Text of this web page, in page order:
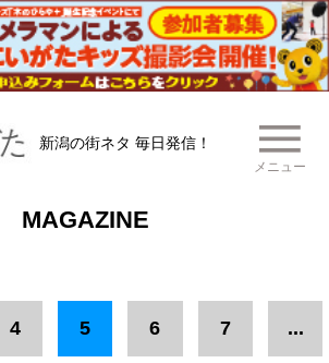
新潟の街ネタ 毎日発信！
メニュー
MAGAZINE
4 5 6 7 ...